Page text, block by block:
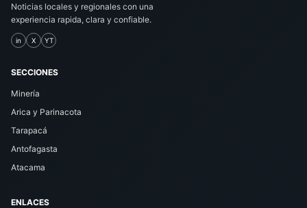
Noticias locales y regionales con una
experiencia rapida, clara y confiable.
in X YT
SECCIONES
Minería
Arica y Parinacota
Tarapacá
Antofagasta
Atacama
ENLACES